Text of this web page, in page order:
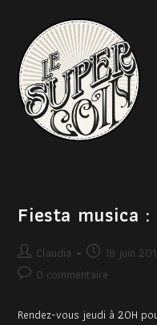
Fiesta musica
Claudia 18 juin
0 commentaire
Rendez-vous jeudi à 20H